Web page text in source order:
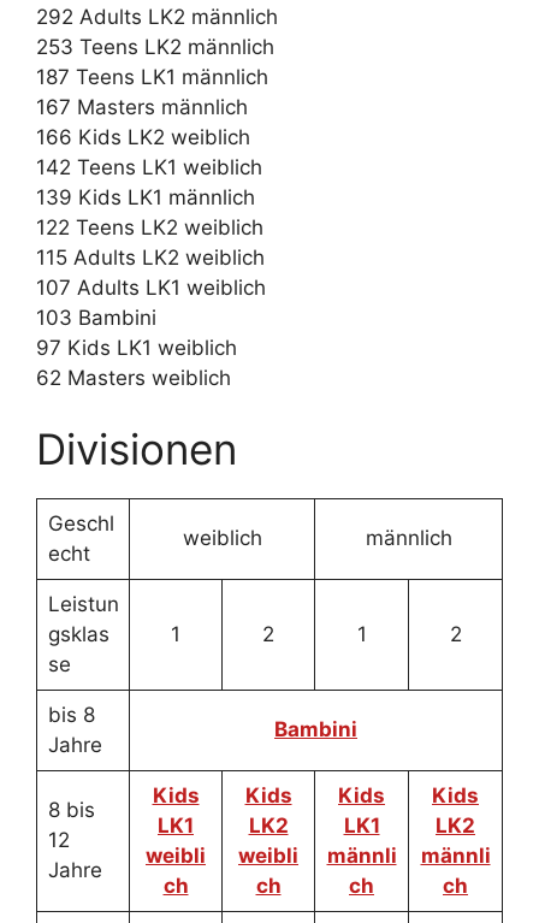
292 Adults LK2 männlich
253 Teens LK2 männlich
187 Teens LK1 männlich
167 Masters männlich
166 Kids LK2 weiblich
142 Teens LK1 weiblich
139 Kids LK1 männlich
122 Teens LK2 weiblich
115 Adults LK2 weiblich
107 Adults LK1 weiblich
103 Bambini
97 Kids LK1 weiblich
62 Masters weiblich
Divisionen
Geschl
echt
weiblich männlich
Leistun
gsklas
se
1 2 1 2
bis 8
Jahre
Bambini
8 bis
12
Jahre
Kids
LK1
weibli
ch
Kids
LK2
weibli
ch
Kids
LK1
männli
ch
Kids
LK2
männli
ch